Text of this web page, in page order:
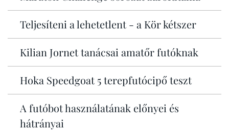
Teljesíteni a lehetetlent - a Kör kétszer
Kilian Jornet tanácsai amatőr futóknak
Hoka Speedgoat 5 terepfutócipő teszt
A futóbot használatának előnyei és
hátrányai